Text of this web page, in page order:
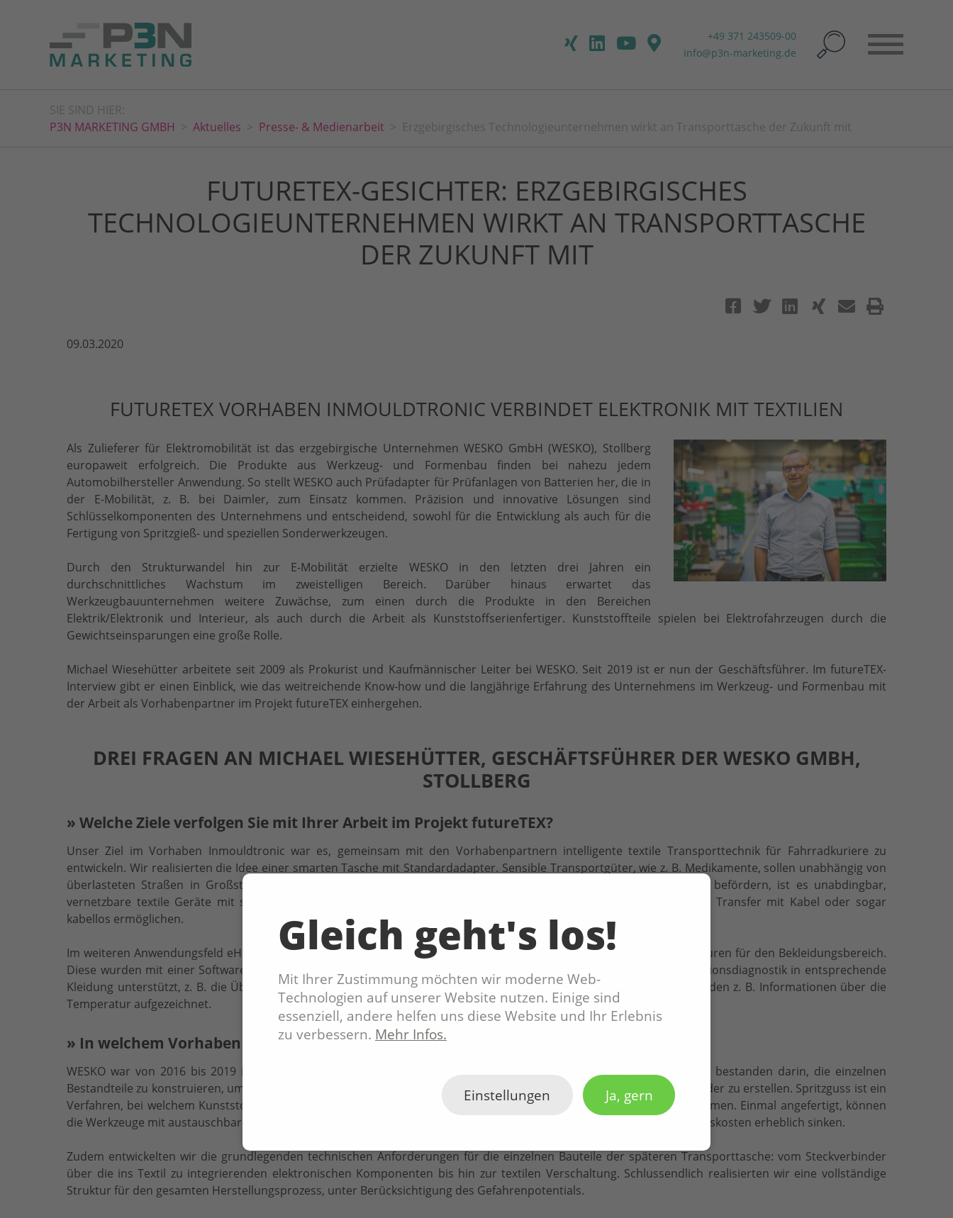
+49 371 243509-00
info@p3n-marketing.de
SIE SIND HIER:
P3N MARKETING GMBH
Aktuelles Presse- & Medienarbeit Erzgebirgisches Technologieunternehmen wirkt an Transporttasche der Zukunft mit
FUTURETEX-GESICHTER: ERZGEBIRGISCHES
TECHNOLOGIEUNTERNEHMEN WIRKT AN TRANSPORTTASCHE
DER ZUKUNFT MIT
09.03.2020
FUTURETEX VORHABEN INMOULDTRONIC VERBINDET ELEKTRONIK MIT TEXTILIEN
Als Zulieferer für Elektromobilität ist das erzgebirgische Unternehmen WESKO GmbH (WESKO), Stollberg
europaweit erfolgreich. Die Produkte aus Werkzeug- und Formenbau finden bei nahezu jedem
Automobilhersteller Anwendung. So stellt WESKO auch Prüfadapter für Prüfanlagen von Batterien her, die in
der E-Mobilität, z. B. bei Daimler, zum Einsatz kommen. Präzision und innovative Lösungen sind
Schlüsselkomponenten des Unternehmens und entscheidend, sowohl für die Entwicklung als auch für die
Fertigung von Spritzgieß- und speziellen Sonderwerkzeugen.
Durch den Strukturwandel hin zur E-Mobilität erzielte WESKO in den letzten drei Jahren ein
durchschnittliches Wachstum im zweistelligen Bereich. Darüber hinaus erwartet das
Werkzeugbauunternehmen weitere Zuwächse, zum einen durch die Produkte in den Bereichen
Elektrik/Elektronik und Interieur, als auch durch die Arbeit als Kunststoffserienfertiger. Kunststoffteile spielen bei Elektrofahrzeugen durch die
Gewichtseinsparungen eine große Rolle.
Michael Wiesehütter arbeitete seit 2009 als Prokurist und Kaufmännischer Leiter bei WESKO. Seit 2019 ist er nun der Geschäftsführer. Im futureTEX-
Interview gibt er einen Einblick, wie das weitreichende Know-how und die langjährige Erfahrung des Unternehmens im Werkzeug- und Formenbau mit
der Arbeit als Vorhabenpartner im Projekt futureTEX einhergehen.
DREI FRAGEN AN MICHAEL WIESEHÜTTER, GESCHÄFTSFÜHRER DER WESKO GMBH,
STOLLBERG
» Welche Ziele verfolgen Sie mit Ihrer Arbeit im Projekt futureTEX?
Unser Ziel im Vorhaben Inmouldtronic war es, gemeinsam mit den Vorhabenpartnern intelligente textile Transporttechnik für Fahrradkuriere zu
entwickeln. Wir realisierten die Idee einer smarten Tasche mit Standardadapter. Sensible Transportgüter, wie z. B. Medikamente, sollen unabhängig von
überlasteten Straßen in Großstädten oder verteuerter Energie sicher ans Ziel gebracht werden. Um Produkte zu befördern, ist es unabdingbar,
vernetzbare textile Geräte mit standardisierten Schnittstellen zu entwickeln, die eine Stromversorgung sowie einen Transfer mit Kabel oder sogar
kabellos ermöglichen.
Im weiteren Anwendungsfeld eHealth des Projekts, nutzen wir die Technologie der leitfähigen Fasern in textilen Strukturen für den Bekleidungsbereich.
Diese wurden mit einer Software zur Auswertung medizinisch relevanter Daten gekoppelt. Die Integration einer Funktionsdiagnostik in entsprechende
Kleidung unterstützt, z. B. die Überwachung von Patienten oder Leistungssportlern. Über ein modulares Konzept werden z. B. Informationen über die
Temperatur aufgezeichnet.
» In welchem Vorhaben arbeiten Sie aktiv mit? Was sind Ihre Aufgaben?
WESKO war von 2016 bis 2019 im Umsetzungsvorhaben Inmouldtronic als Vorhabenpartner aktiv. Unsere Aufgaben bestanden darin, die einzelnen
Bestandteile zu konstruieren, um später die Werkzeuge, als auch die Formeinsätze für das Spritzgießen der Steckverbinder zu erstellen. Spritzguss ist ein
Verfahren, bei welchem Kunststoff unter Druck in ein Werkzeug eingespritzt wird, um dann als Fertigteil herauszukommen. Einmal angefertigt, können
die Werkzeuge mit austauschbaren Formeinsätzen immer wieder die gleichen Bauteile fertigen, wodurch die Herstellungskosten erheblich sinken.
Zudem entwickelten wir die grundlegenden technischen Anforderungen für die einzelnen Bauteile der späteren Transporttasche: vom Steckverbinder
über die ins Textil zu integrierenden elektronischen Komponenten bis hin zur textilen Verschaltung. Schlussendlich realisierten wir eine vollständige
Struktur für den gesamten Herstellungsprozess, unter Berücksichtigung des Gefahrenpotentials.
Gleich geht's los!
Mit Ihrer Zustimmung möchten wir moderne Web-
Technologien auf unserer Website nutzen. Einige sind
essenziell, andere helfen uns diese Website und Ihr Erlebnis
zu verbessern. Mehr Infos.
Einstellungen Ja, gern